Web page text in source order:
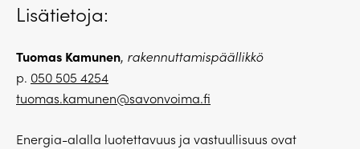
Lisätietoja:
Tuomas Kamunen, rakennuttamispäällikkö
p. 050 505 4254
tuomas.kamunen@savonvoima.fi
Energia-alalla luotettavuus ja vastuullisuus ovat